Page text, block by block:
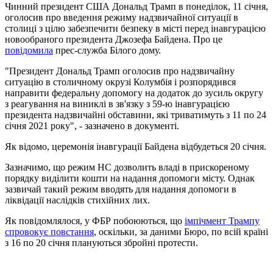
Чинний президент США Дональд Трамп в понеділок, 11 січня,
оголосив про введення режиму надзвичайної ситуації в
столиці з цілю забезпечити безпеку в місті перед інавгурацією
новообраного президента Джозефа Байдена. Про це
повідомила прес-служба Білого дому.
"Президент Дональд Трамп оголосив про надзвичайну
ситуацію в столичному окрузі Колумбія і розпорядився
направити федеральну допомогу на додаток до зусиль округу
з реагування на виниклі в зв'язку з 59-ю інавгурацією
президента надзвичайні обставини, які триватимуть з 11 по 24
січня 2021 року", - зазначено в документі.
Як відомо, церемонія інавгурації Байдена відбудеться 20 січня.
Зазначимо, що режим НС дозволить владі в прискореному
порядку виділити кошти на надання допомоги місту. Однак
зазвичай такий режим вводять для надання допомоги в
ліквідації наслідків стихійних лих.
Як повідомлялося, у ФБР побоюються, що імпічмент Трампу
спровокує повстання, оскільки, за даними Бюро, по всій країні
з 16 по 20 січня плануються збройні протести.